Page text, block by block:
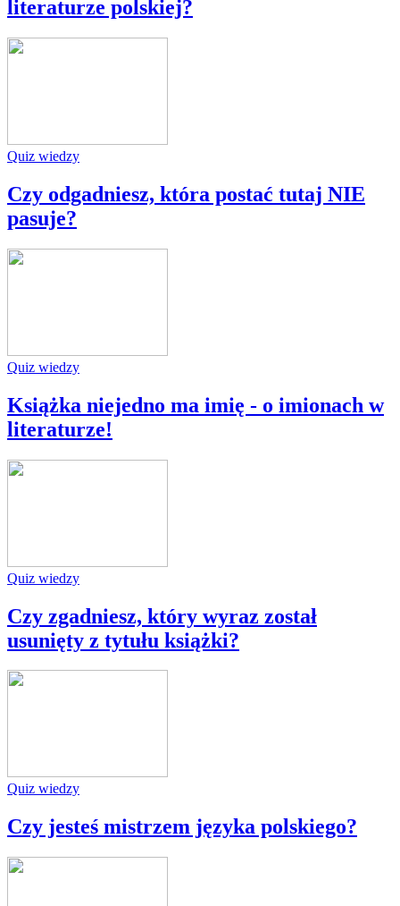
literaturze polskiej?
Quiz wiedzy
Czy odgadniesz, która postać tutaj NIE
pasuje?
Quiz wiedzy
Książka niejedno ma imię - o imionach w
literaturze!
Quiz wiedzy
Czy zgadniesz, który wyraz został
usunięty z tytułu książki?
Quiz wiedzy
Czy jesteś mistrzem języka polskiego?